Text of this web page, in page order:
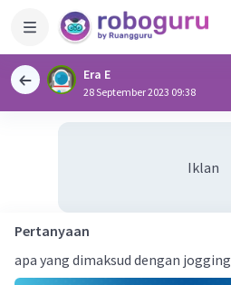
Era E
28 September 2023 09:38
Iklan
Pertanyaan
apa yang dimaksud dengan jogging